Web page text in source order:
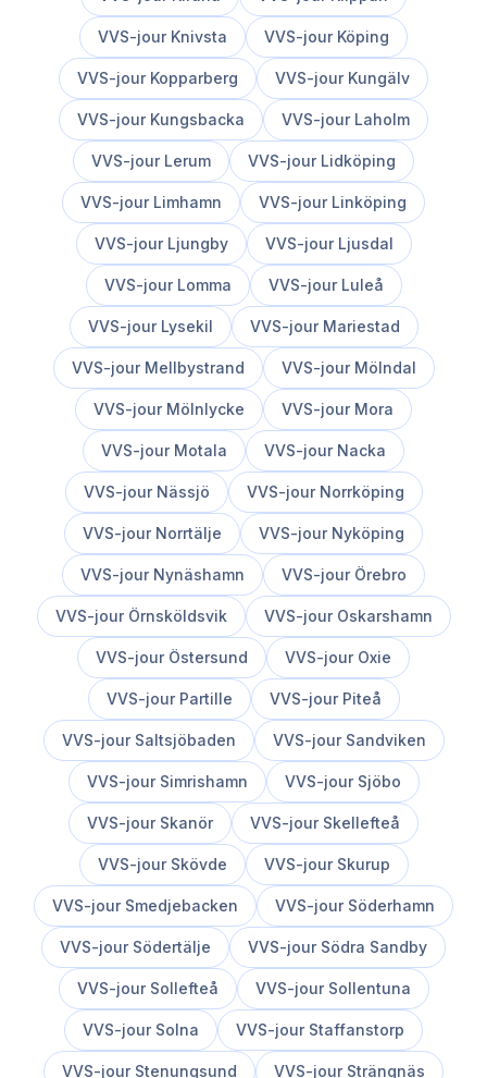
VVS-jour Knivsta VVS-jour Köping
VVS-jour Kopparberg VVS-jour Kungälv
VVS-jour Kungsbacka VVS-jour Laholm
VVS-jour Lerum VVS-jour Lidköping
VVS-jour Limhamn VVS-jour Linköping
VVS-jour Ljungby VVS-jour Ljusdal
VVS-jour Lomma VVS-jour Luleå
VVS-jour Lysekil VVS-jour Mariestad
VVS-jour Mellbystrand VVS-jour Mölndal
VVS-jour Mölnlycke VVS-jour Mora
VVS-jour Motala VVS-jour Nacka
VVS-jour Nässjö VVS-jour Norrköping
VVS-jour Norrtälje VVS-jour Nyköping
VVS-jour Nynäshamn VVS-jour Örebro
VVS-jour Örnsköldsvik VVS-jour Oskarshamn
VVS-jour Östersund VVS-jour Oxie
VVS-jour Partille VVS-jour Piteå
VVS-jour Saltsjöbaden VVS-jour Sandviken
VVS-jour Simrishamn VVS-jour Sjöbo
VVS-jour Skanör VVS-jour Skellefteå
VVS-jour Skövde VVS-jour Skurup
VVS-jour Smedjebacken VVS-jour Söderhamn
VVS-jour Södertälje VVS-jour Södra Sandby
VVS-jour Sollefteå VVS-jour Sollentuna
VVS-jour Solna VVS-jour Staffanstorp
VVS-jour Stenungsund VVS-jour Strängnäs